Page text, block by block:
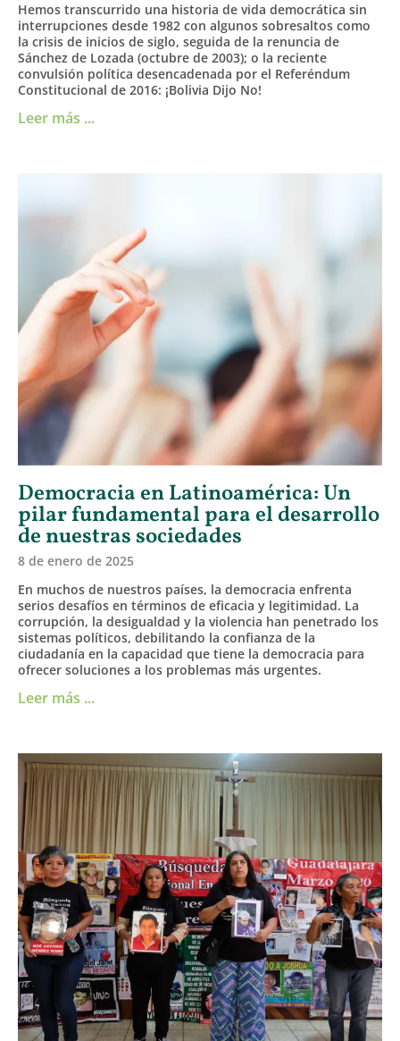
Hemos transcurrido una historia de vida democrática sin
interrupciones desde 1982 con algunos sobresaltos como
la crisis de inicios de siglo, seguida de la renuncia de
Sánchez de Lozada (octubre de 2003); o la reciente
convulsión política desencadenada por el Referéndum
Constitucional de 2016: ¡Bolivia Dijo No!
Leer más ...
Democracia en Latinoamérica: Un
pilar fundamental para el desarrollo
de nuestras sociedades
8 de enero de 2025
En muchos de nuestros países, la democracia enfrenta
serios desafíos en términos de eficacia y legitimidad. La
corrupción, la desigualdad y la violencia han penetrado los
sistemas políticos, debilitando la confianza de la
ciudadanía en la capacidad que tiene la democracia para
ofrecer soluciones a los problemas más urgentes.
Leer más ...